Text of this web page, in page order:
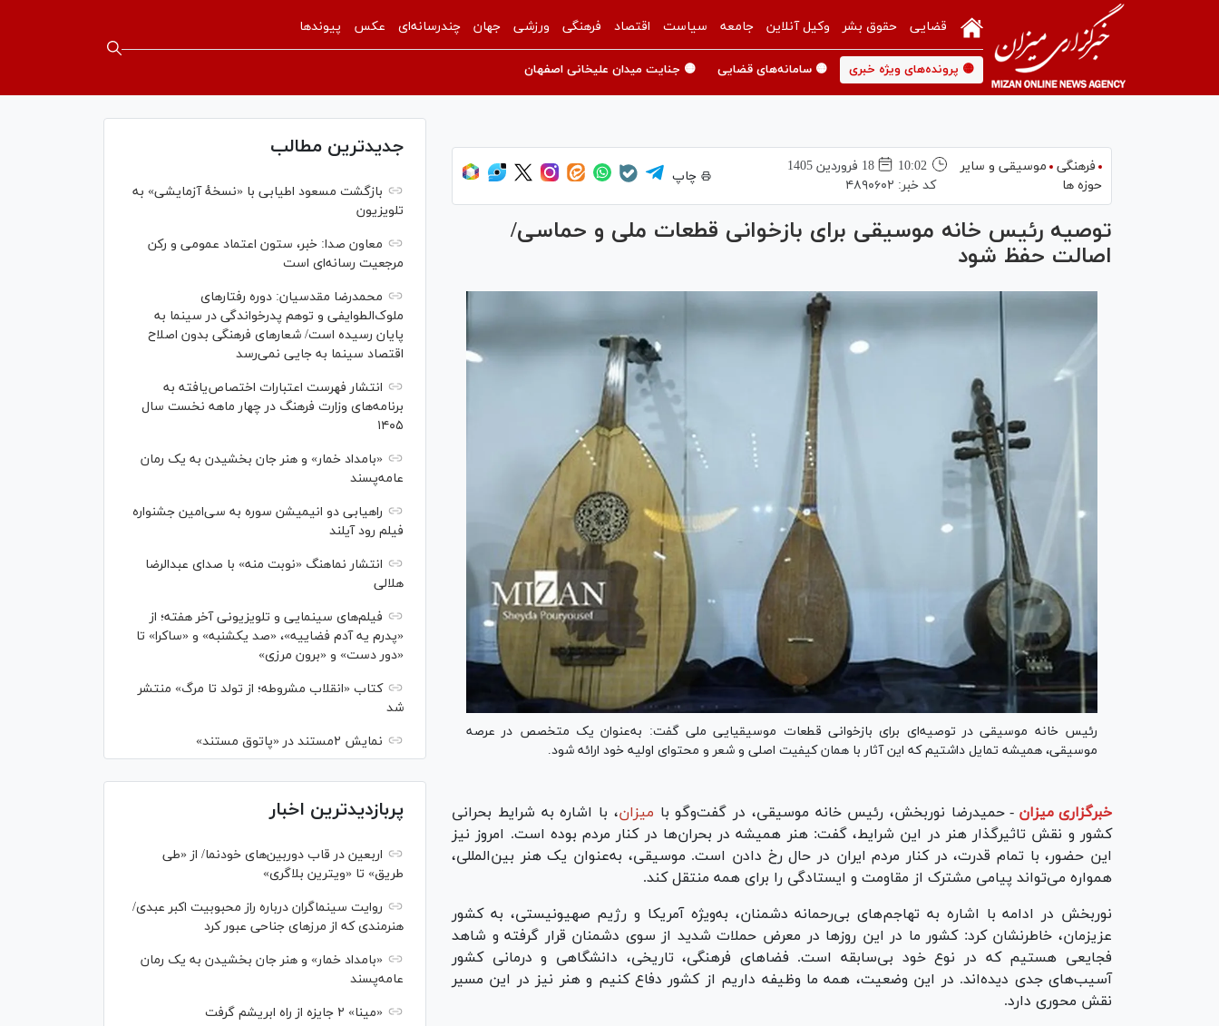
قضایی حقوق بشر وکیل آنلاین جامعه سیاست اقتصاد فرهنگی ورزشی جهان چندرسانه‌ای عکس پیوندها
🟡 پرونده‌های ویژه خبری 🟡 سامانه‌های قضایی 🟡 جنایت میدان علیخانی اصفهان
فرهنگی
موسیقی و سایر
حوزه ها
10:02
18 فروردين 1405
کد خبر: ۴۸۹۰۶۰۲
چاپ
توصیه رئیس خانه موسیقی برای بازخوانی قطعات ملی و حماسی/
اصالت حفظ شود
رئیس خانه موسیقی در توصیه‌ای برای بازخوانی قطعات موسیقیایی ملی گفت: به‌عنوان یک متخصص در عرصه
موسیقی، همیشه تمایل داشتیم که این آثار با همان کیفیت اصلی و شعر و محتوای اولیه خود ارائه شود.
خبرگزاری میزان - حمیدرضا نوربخش، رئیس خانه موسیقی، در گفت‌وگو با میزان، با اشاره به شرایط بحرانی
کشور و نقش تاثیرگذار هنر در این شرایط، گفت: هنر همیشه در بحران‌ها در کنار مردم بوده است. امروز نیز
این حضور، با تمام قدرت، در کنار مردم ایران در حال رخ دادن است. موسیقی، به‌عنوان یک هنر بین‌المللی،
همواره می‌تواند پیامی مشترک از مقاومت و ایستادگی را برای همه منتقل کند.
نوربخش در ادامه با اشاره به تهاجم‌های بی‌رحمانه دشمنان، به‌ویژه آمریکا و رژیم صهیونیستی، به کشور
عزیزمان، خاطرنشان کرد: کشور ما در این روزها در معرض حملات شدید از سوی دشمنان قرار گرفته و شاهد
فجایعی هستیم که در نوع خود بی‌سابقه است. فضاهای فرهنگی، تاریخی، دانشگاهی و درمانی کشور
آسیب‌های جدی دیده‌اند. در این وضعیت، همه ما وظیفه داریم از کشور دفاع کنیم و هنر نیز در این مسیر
نقش محوری دارد.
جدیدترین مطالب
بازگشت مسعود اطیابی با «نسخهٔ آزمایشی» به
تلویزیون
معاون صدا: خبر، ستون اعتماد عمومی و رکن
مرجعیت رسانه‌ای است
محمدرضا مقدسیان: دوره رفتارهای
ملوک‌الطوایفی و توهم پدرخواندگی در سینما به
پایان رسیده است/ شعارهای فرهنگی بدون اصلاح
اقتصاد سینما به جایی نمی‌رسد
انتشار فهرست اعتبارات اختصاص‌یافته به
برنامه‌های وزارت فرهنگ در چهار ماهه نخست سال
۱۴۰۵
«بامداد خمار» و هنر جان بخشیدن به یک رمان
عامه‌پسند
راهیابی دو انیمیشن سوره به سی‌امین جشنواره
فیلم رود آیلند
انتشار نماهنگ «نوبت منه» با صدای عبدالرضا
هلالی
فیلم‌های سینمایی و تلویزیونی آخر هفته؛ از
«پدرم یه آدم فضاییه»، «صد یکشنبه» و «ساکرا» تا
«دور دست» و «برون مرزی»
کتاب «انقلاب مشروطه؛ از تولد تا مرگ» منتشر
شد
نمایش ۲مستند در «پاتوق مستند»
پربازدیدترین اخبار
اربعین در قاب دوربین‌های خودنما/ از «طی
طریق» تا «ویترین بلاگری»
روایت سینماگران درباره راز محبوبیت اکبر عبدی/
هنرمندی که از مرزهای جناحی عبور کرد
«بامداد خمار» و هنر جان بخشیدن به یک رمان
عامه‌پسند
«مینا» ۲ جایزه از راه ابریشم گرفت